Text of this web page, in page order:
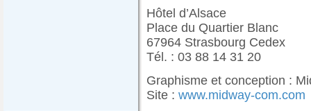
Hôtel d’Alsace
Place du Quartier Blanc
67964 Strasbourg Cedex
Tél. : 03 88 14 31 20
Graphisme et conception :
Site : www.midway-com.com